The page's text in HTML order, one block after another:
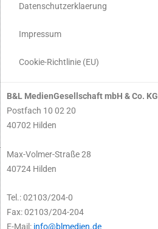
Datenschutzerklaerung
Impressum
Cookie-Richtlinie (EU)
B&L MedienGesellschaft mbH & Co. KG
Postfach 10 02 20
40702 Hilden
Max-Volmer-Straße 28
40724 Hilden
Tel.: 02103/204-0
Fax: 02103/204-204
E-Mail: info@blmedien.de